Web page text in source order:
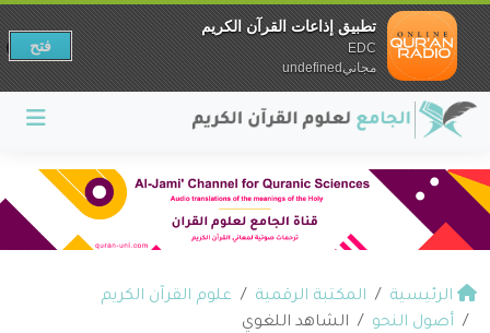
الرئيسية المكتبة الرقمية
علوم القرآن الكريم
أصول النحو
الشاهد اللغوي
تطبيق إذاعات القرآن الكريم
EDC
مجانيundefined
فتح